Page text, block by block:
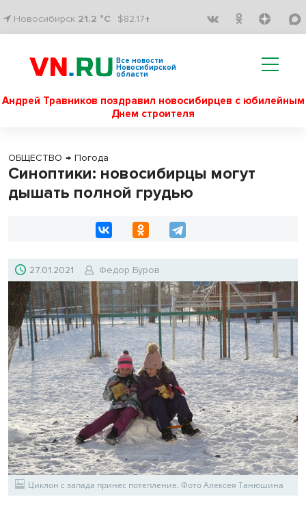
Новосибирск 21.2 °C $82.17↑
Все новости
Новосибирской
области
Андрей Травников поздравил новосибирцев с юбилейным
Днем строителя
ОБЩЕСТВО → Погода
Синоптики: новосибирцы могут
дышать полной грудью
27.01.2021 Федор Буров
Циклон с запада принес потепление. Фото Алексея Танюшина